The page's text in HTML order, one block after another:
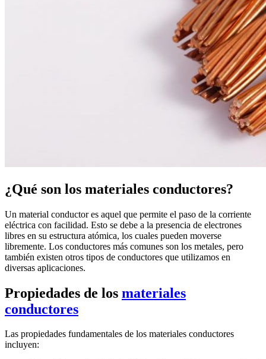
¿Qué son los materiales conductores?
Un material conductor es aquel que permite el paso de la corriente
eléctrica con facilidad. Esto se debe a la presencia de electrones
libres en su estructura atómica, los cuales pueden moverse
libremente. Los conductores más comunes son los metales, pero
también existen otros tipos de conductores que utilizamos en
diversas aplicaciones.
Propiedades de los materiales
conductores
Las propiedades fundamentales de los materiales conductores
incluyen: